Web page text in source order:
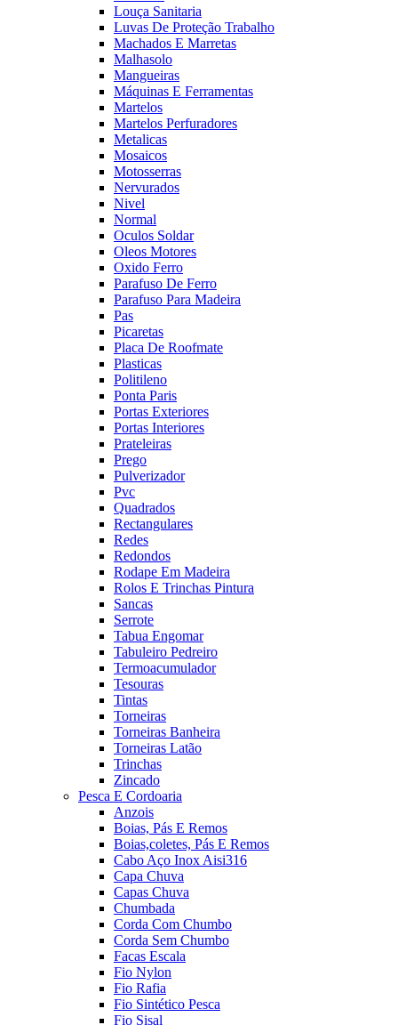
Louça Sanitaria
Luvas De Proteção Trabalho
Machados E Marretas
Malhasolo
Mangueiras
Máquinas E Ferramentas
Martelos
Martelos Perfuradores
Metalicas
Mosaicos
Motosserras
Nervurados
Nivel
Normal
Oculos Soldar
Oleos Motores
Oxido Ferro
Parafuso De Ferro
Parafuso Para Madeira
Pas
Picaretas
Placa De Roofmate
Plasticas
Politileno
Ponta Paris
Portas Exteriores
Portas Interiores
Prateleiras
Prego
Pulverizador
Pvc
Quadrados
Rectangulares
Redes
Redondos
Rodape Em Madeira
Rolos E Trinchas Pintura
Sancas
Serrote
Tabua Engomar
Tabuleiro Pedreiro
Termoacumulador
Tesouras
Tintas
Torneiras
Torneiras Banheira
Torneiras Latão
Trinchas
Zincado
Pesca E Cordoaria
Anzois
Boias, Pás E Remos
Boias,coletes, Pás E Remos
Cabo Aço Inox Aisi316
Capa Chuva
Capas Chuva
Chumbada
Corda Com Chumbo
Corda Sem Chumbo
Facas Escala
Fio Nylon
Fio Rafia
Fio Sintético Pesca
Fio Sisal